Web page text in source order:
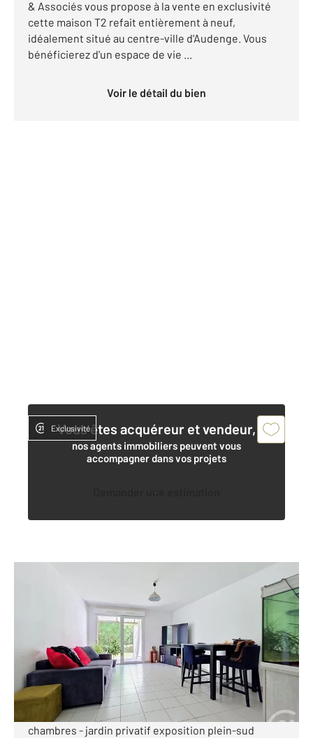
& Associés vous propose à la vente en exclusivité
cette maison T2 refait entièrement à neuf,
idéalement situé au centre-ville d'Audenge. Vous
bénéficierez d'un espace de vie ...
Voir le détail du bien
Vous êtes acquéreur et vendeur,
nos agents immobiliers peuvent vous
accompagner dans vos projets
Demander une estimation
Exclusivité
Appartement F3 à vendre
215 000 €
Visiter le site dédié
[EN EXCLUSIVITE - Appartement sur AUDENGE - 2
chambres - jardin privatif exposition plein-sud